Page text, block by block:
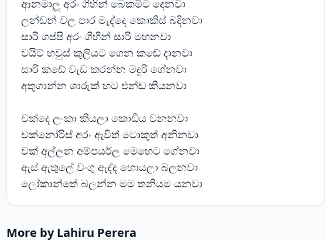
ආනමාලූ අරං ගිහින් බෙකම්ට දෙනවා
ලන්ඩන් වල පාර මැද්දෙ කොකිස් බදිනවා
සාරි ගප්පි අරං ගිහින් සාරි මහනවා
වයිට් හවුස් කුලියට ගෙන කඬේ දානවා
සාරි කඬේ වැඩ කරන්න මදුරි ගේනවා
අතුගාන්න ශාරුක් හට එන්ඩ කියනවා
චක්දෙ ලංකා කියලා කොඩිය වනනවා
චක්නෝරිස් අරං ඇවිත් ටොකුත් අනිනවා
චක් අල්ලන අම්පයර්ල මෙහෙට ගේනවා
ඇස් ඇතුලේ වංගු ඇද්ද හොයලා බලනවා
ලෝකාන්තේ බලන්න මම තනියම යනවා
More by Lahiru Perera